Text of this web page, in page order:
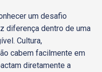
um desafio
diferença dentro de uma
Cultura,
cabem facilmente em
diretamente a